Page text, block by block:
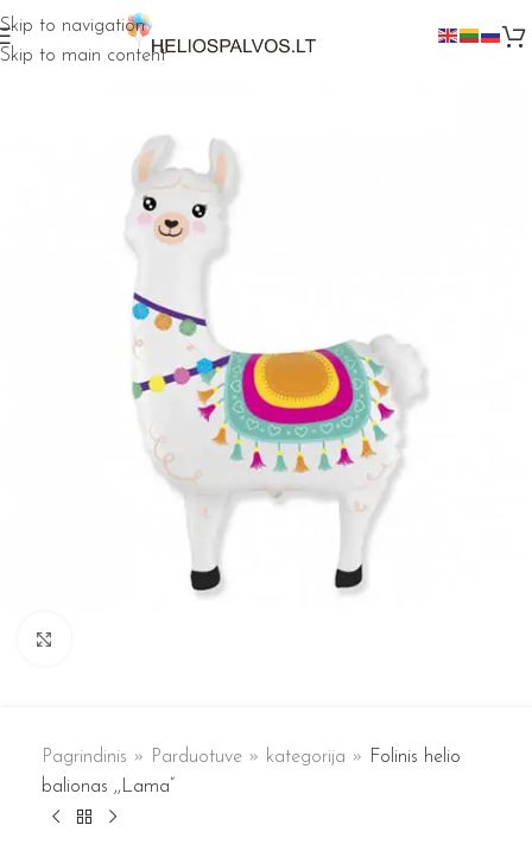
Skip to navigation
Skip to main content
Pagrindinis » Parduotuve » kategorija » Folinis helio
balionas ,,Lama”